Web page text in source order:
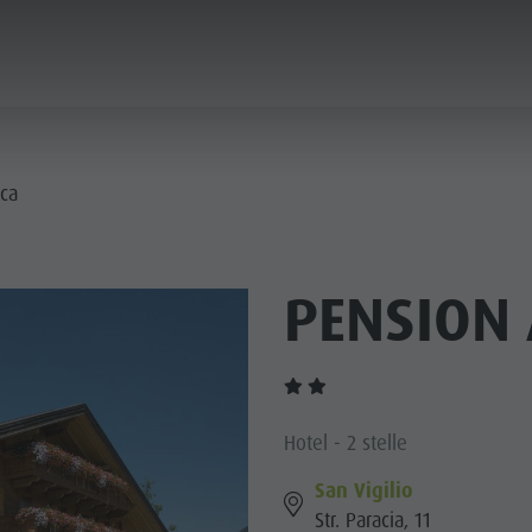
I PAESI
HIGHLIGHTS
TROVA
Hotel - 2 stelle
San Vigilio
Str. Paracia, 11